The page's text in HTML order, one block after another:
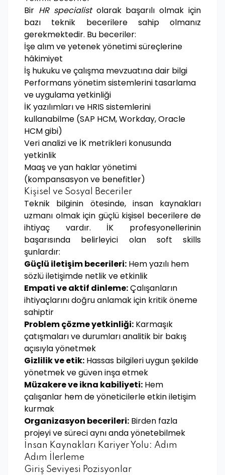
Bir HR specialistolarak başarılı olmak için
bazı teknik becerilere sahip olmanız
gerekmektedir. Bu beceriler:
İşe alım ve yetenek yönetimi süreçlerine
hâkimiyet
İş hukuku ve çalışma mevzuatına dair bilgi
Performans yönetim sistemlerini tasarlama
ve uygulama yetkinliği
İK yazılımları ve HRIS sistemlerini
kullanabilme (SAP HCM, Workday, Oracle
HCM gibi)
Veri analizi ve İK metrikleri konusunda
yetkinlik
Maaş ve yan haklar yönetimi
(kompansasyon ve benefitler)
Kişisel ve Sosyal Beceriler
Teknik bilginin ötesinde, insan kaynakları
uzmanı olmak için güçlü kişisel becerilere de
ihtiyaç vardır. İK profesyonellerinin
başarısında belirleyici olan soft skills
şunlardır:
Güçlü iletişim becerileri: Hem yazılı hem
sözlü iletişimde netlik ve etkinlik
Empati ve aktif dinleme:Çalışanların
ihtiyaçlarını doğru anlamak için kritik öneme
sahiptir
Problem çözme yetkinliği: Karmaşık
çatışmaları ve durumları analitik bir bakış
açısıyla yönetmek
Gizlilik ve etik: Hassas bilgileri uygun şekilde
yönetmek ve güven inşa etmek
Müzakere ve ikna kabiliyeti: Hem
çalışanlar hem de yöneticilerle etkin iletişim
kurmak
Organizasyon becerileri: Birden fazla
projeyi ve süreci aynı anda yönetebilmek
İnsan Kaynakları Kariyer Yolu: Adım
Adım İlerleme
Giriş Seviyesi Pozisyonlar